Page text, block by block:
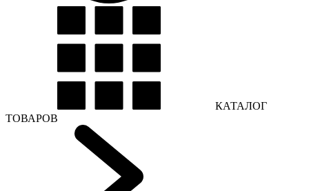
КАТАЛОГ
ТОВАРОВ